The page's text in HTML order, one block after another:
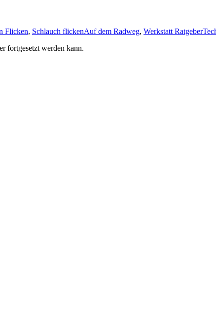
Flicken, Schlauch flickenAuf dem Radweg, Werkstatt Ratgeber
fortgesetzt werden kann.